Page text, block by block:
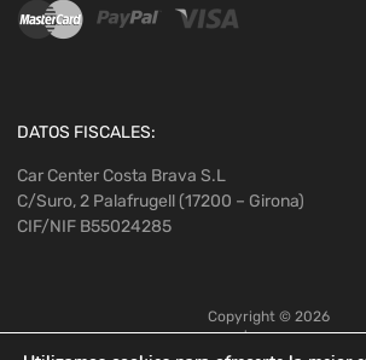
DATOS FISCALES:
Car Center Costa Brava S.L
C/Suro, 2 Palafrugell (17200 – Girona)
CIF/NIF B55024285
Copyright © 2026